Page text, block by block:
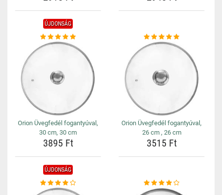
ÚJDONSÁG
Orion Üvegfedél fogantyúval,
30 cm, 30 cm
3895 Ft
Orion Üvegfedél fogantyúval,
26 cm , 26 cm
3515 Ft
ÚJDONSÁG